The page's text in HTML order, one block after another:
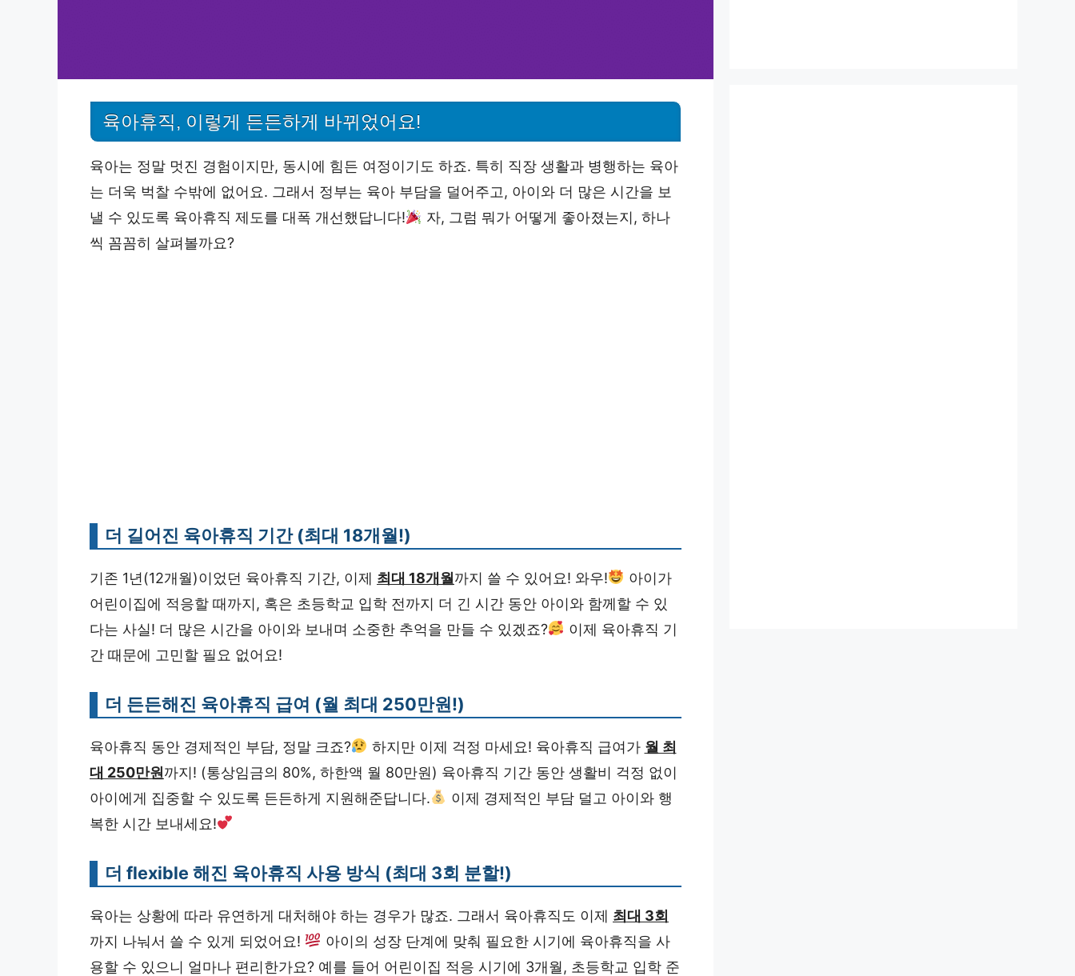
육아휴직, 이렇게 든든하게 바뀌었어요!
육아는 정말 멋진 경험이지만, 동시에 힘든 여정이기도 하죠. 특히 직장 생활과 병행하는 육아
는 더욱 벅찰 수밖에 없어요. 그래서 정부는 육아 부담을 덜어주고, 아이와 더 많은 시간을 보
낼 수 있도록 육아휴직 제도를 대폭 개선했답니다!
자, 그럼 뭐가 어떻게 좋아졌는지, 하나
씩 꼼꼼히 살펴볼까요?
더 길어진 육아휴직 기간 (최대 18개월!)
기존 1년(12개월)이었던 육아휴직 기간, 이제 최대 18개월까지 쓸 수 있어요! 와우!
아이가
어린이집에 적응할 때까지, 혹은 초등학교 입학 전까지 더 긴 시간 동안 아이와 함께할 수 있
다는 사실! 더 많은 시간을 아이와 보내며 소중한 추억을 만들 수 있겠죠?
이제 육아휴직 기
간 때문에 고민할 필요 없어요!
더 든든해진 육아휴직 급여 (월 최대 250만원!)
육아휴직 동안 경제적인 부담, 정말 크죠? 하지만 이제 걱정 마세요! 육아휴직 급여가 월 최
대 250만원까지! (통상임금의 80%, 하한액 월 80만원) 육아휴직 기간 동안 생활비 걱정 없이
아이에게 집중할 수 있도록 든든하게 지원해준답니다.
이제 경제적인 부담 덜고 아이와 행
복한 시간 보내세요!
더 flexible 해진 육아휴직 사용 방식 (최대 3회 분할!)
육아는 상황에 따라 유연하게 대처해야 하는 경우가 많죠. 그래서 육아휴직도 이제 최대 3회
까지 나눠서 쓸 수 있게 되었어요!
아이의 성장 단계에 맞춰 필요한 시기에 육아휴직을 사
용할 수 있으니 얼마나 편리한가요? 예를 들어 어린이집 적응 시기에 3개월, 초등학교 입학 준